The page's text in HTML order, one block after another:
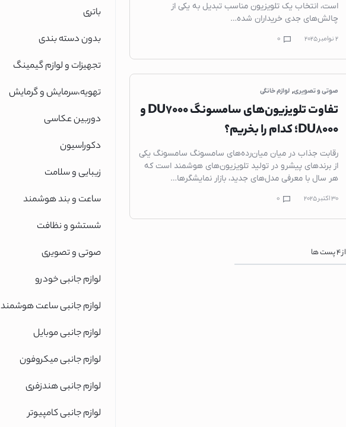
کتری برقی فیلیپس
کتری برقی شیائومی
کتری برقی بوش
چای ساز گوسونیک
چای ساز فیلیپس
محافظ، پریز، کلید و چندراهی برق
مایکروویو
مایکروویو هایسنس
ماشین لباسشویی بوش
ماشین لباسشویی ال جی
است، انتخاب یک تلویزیون مناسب تبدیل به یکی از
چالش‌های جدی خریداران شده…
2 نوامبر 2025 0
صوتی و تصویری, لوازم خانگی
تفاوت تلویزیون‌های سامسونگ DU7000 و
DU8000؛ کدام را بخریم؟
رقابت جذاب در میان میان‌رده‌های سامسونگ سامسونگ یکی
از برندهای پیشرو در تولید تلویزیون‌های هوشمند است که
هر سال با معرفی مدل‌های جدید، بازار نمایشگرها…
30 اکتبر 2025 0
از4پست ها
باتری
بدون دسته بندی
تجهیزات و لوازم گیمینگ
تهویه،سرمایش و گرمایش
دوربین عکاسی
دکوراسیون
زیبایی و سلامت
ساعت و بند هوشمند
شستشو و نظافت
صوتی و تصویری
لوازم جانبی خودرو
لوازم جانبی ساعت هوشمند
لوازم جانبی موبایل
لوازم جانبی میکروفون
لوازم جانبی هندزفری
لوازم جانبی کامپیوتر